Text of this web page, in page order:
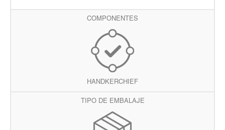
COMPONENTES
HANDKERCHIEF
TIPO DE EMBALAJE